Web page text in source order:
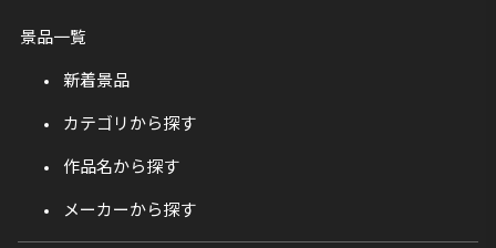
景品一覧
新着景品
カテゴリから探す
作品名から探す
メーカーから探す